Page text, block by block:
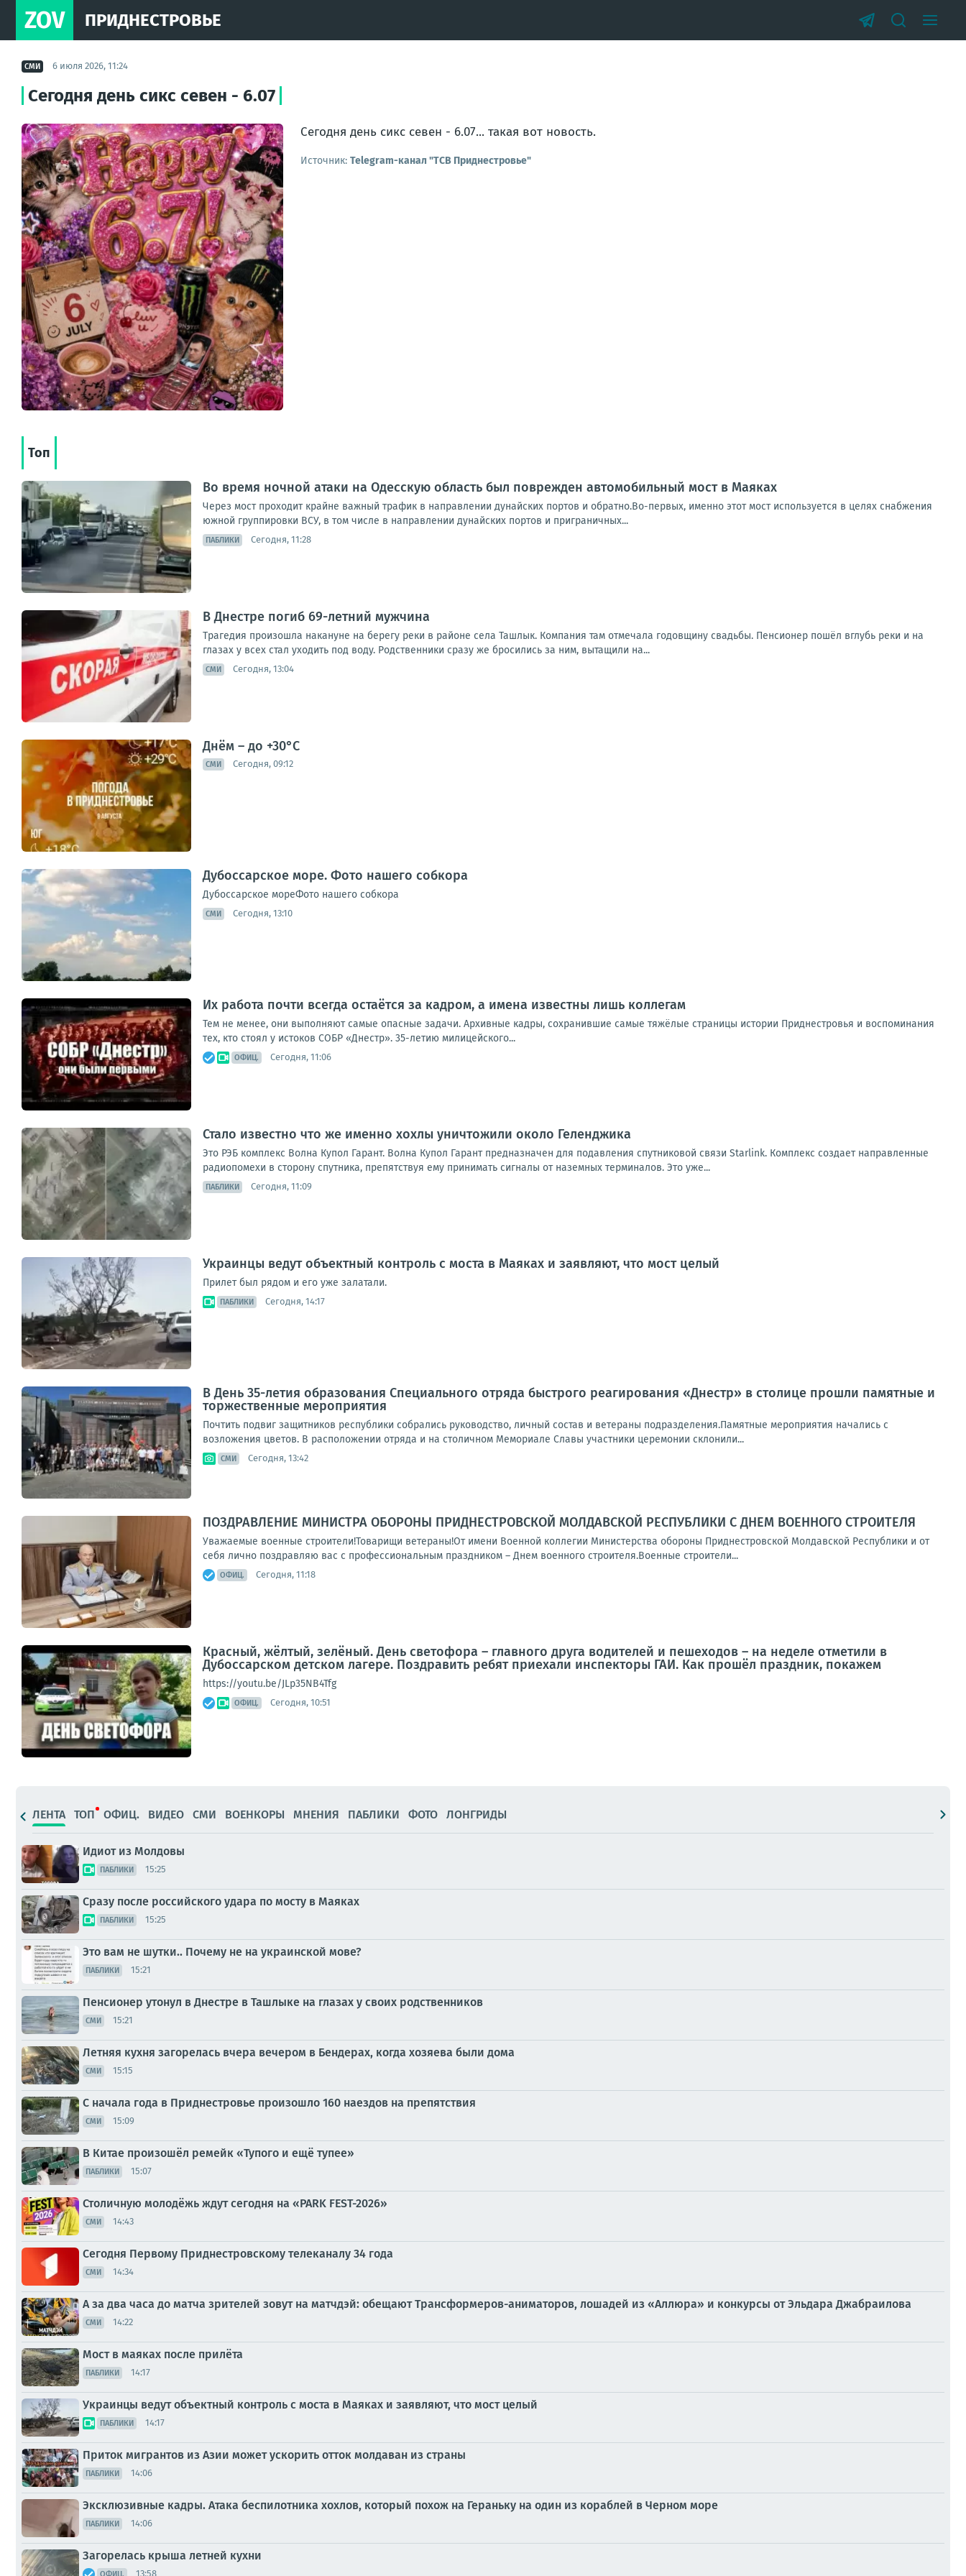
ZOV ПРИДНЕСТРОВЬЕ
СМИ 6 июля 2026, 11:24
Сегодня день сикс севен - 6.07
Сегодня день сикс севен - 6.07... такая вот новость.
Источник: Telegram-канал "ТСВ Приднестровье"
Топ
Во время ночной атаки на Одесскую область был поврежден автомобильный мост в Маяках
Через мост проходит крайне важный трафик в направлении дунайских портов и обратно.Во-первых, именно этот мост используется в целях снабжения
южной группировки ВСУ, в том числе в направлении дунайских портов и приграничных...
ПАБЛИКИ Сегодня, 11:28
В Днестре погиб 69-летний мужчина
Трагедия произошла накануне на берегу реки в районе села Ташлык. Компания там отмечала годовщину свадьбы. Пенсионер пошёл вглубь реки и на
глазах у всех стал уходить под воду. Родственники сразу же бросились за ним, вытащили на...
СМИ Сегодня, 13:04
Днём – до +30°С
СМИ Сегодня, 09:12
Дубоссарское море. Фото нашего собкора
Дубоссарское мореФото нашего собкора
СМИ Сегодня, 13:10
Их работа почти всегда остаётся за кадром, а имена известны лишь коллегам
Тем не менее, они выполняют самые опасные задачи. Архивные кадры, сохранившие самые тяжёлые страницы истории Приднестровья и воспоминания
тех, кто стоял у истоков СОБР «Днестр». 35-летию милицейского...
ОФИЦ. Сегодня, 11:06
Стало известно что же именно хохлы уничтожили около Геленджика
Это РЭБ комплекс Волна Купол Гарант. Волна Купол Гарант предназначен для подавления спутниковой связи Starlink. Комплекс создает направленные
радиопомехи в сторону спутника, препятствуя ему принимать сигналы от наземных терминалов. Это уже...
ПАБЛИКИ Сегодня, 11:09
Украинцы ведут объектный контроль с моста в Маяках и заявляют, что мост целый
Прилет был рядом и его уже залатали.
ПАБЛИКИ Сегодня, 14:17
В День 35-летия образования Специального отряда быстрого реагирования «Днестр» в столице прошли памятные и
торжественные мероприятия
Почтить подвиг защитников республики собрались руководство, личный состав и ветераны подразделения.Памятные мероприятия начались с
возложения цветов. В расположении отряда и на столичном Мемориале Славы участники церемонии склонили...
СМИ Сегодня, 13:42
ПОЗДРАВЛЕНИЕ МИНИСТРА ОБОРОНЫ ПРИДНЕСТРОВСКОЙ МОЛДАВСКОЙ РЕСПУБЛИКИ С ДНЕМ ВОЕННОГО СТРОИТЕЛЯ
Уважаемые военные строители!Товарищи ветераны!От имени Военной коллегии Министерства обороны Приднестровской Молдавской Республики и от
себя лично поздравляю вас с профессиональным праздником – Днем военного строителя.Военные строители...
ОФИЦ. Сегодня, 11:18
Красный, жёлтый, зелёный. День светофора – главного друга водителей и пешеходов – на неделе отметили в
Дубоссарском детском лагере. Поздравить ребят приехали инспекторы ГАИ. Как прошёл праздник, покажем
https://youtu.be/JLp35NB4Tfg
ОФИЦ. Сегодня, 10:51
ЛЕНТА ТОП ОФИЦ. ВИДЕО СМИ ВОЕНКОРЫ МНЕНИЯ ПАБЛИКИ ФОТО ЛОНГРИДЫ
Идиот из Молдовы
ПАБЛИКИ 15:25
Сразу после российского удара по мосту в Маяках
ПАБЛИКИ 15:25
Это вам не шутки.. Почему не на украинской мове?
ПАБЛИКИ 15:21
Пенсионер утонул в Днестре в Ташлыке на глазах у своих родственников
СМИ 15:21
Летняя кухня загорелась вчера вечером в Бендерах, когда хозяева были дома
СМИ 15:15
С начала года в Приднестровье произошло 160 наездов на препятствия
СМИ 15:09
В Китае произошёл ремейк «Тупого и ещё тупее»
ПАБЛИКИ 15:07
Столичную молодёжь ждут сегодня на «PARK FEST-2026»
СМИ 14:43
Сегодня Первому Приднестровскому телеканалу 34 года
СМИ 14:34
А за два часа до матча зрителей зовут на матчдэй: обещают Трансформеров-аниматоров, лошадей из «Аллюра» и конкурсы от Эльдара Джабраилова
СМИ 14:22
Мост в маяках после прилёта
ПАБЛИКИ 14:17
Украинцы ведут объектный контроль с моста в Маяках и заявляют, что мост целый
ПАБЛИКИ 14:17
Приток мигрантов из Азии может ускорить отток молдаван из страны
ПАБЛИКИ 14:06
Эксклюзивные кадры. Атака беспилотника хохлов, который похож на Гераньку на один из кораблей в Черном море
ПАБЛИКИ 14:06
Загорелась крыша летней кухни
ОФИЦ. 13:58